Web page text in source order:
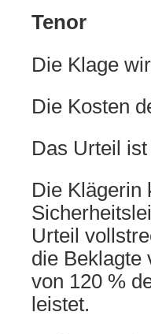
Tenor
Die Klage
Die Kosten
Das Urteil
Die Klägerin
Urteil
die Beklagte
von 120 %
leistet.